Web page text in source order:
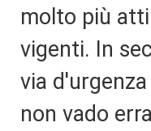
molto più
vigenti. In
via
non vado